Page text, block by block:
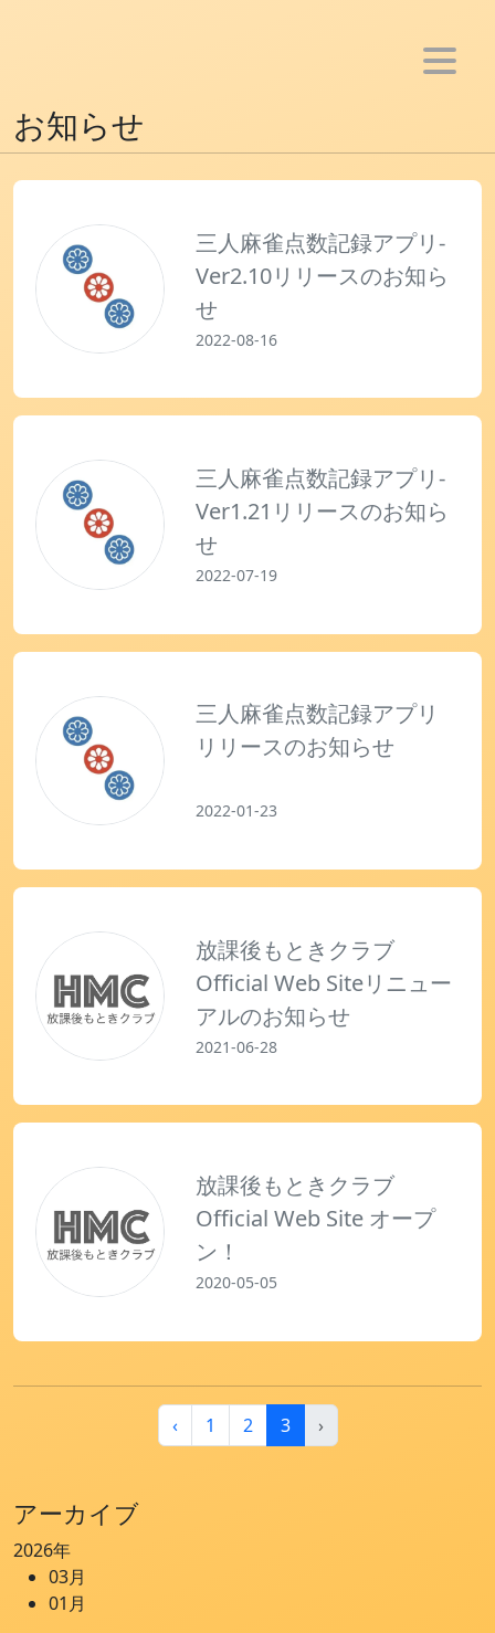
お知らせ
活動
- アプリ制作
- Youtube活動
- ブログ活動
- 音楽活動
お問い合わせ
お知らせ
三人麻雀点数記録アプリ-
Ver2.10リリースのお知ら
せ
2022-08-16
三人麻雀点数記録アプリ-
Ver1.21リリースのお知ら
せ
2022-07-19
三人麻雀点数記録アプリ
リリースのお知らせ
2022-01-23
放課後もときクラブ
Official Web Siteリニュー
アルのお知らせ
2021-06-28
放課後もときクラブ
Official Web Site オープ
ン！
2020-05-05
‹ 1 2 3 ›
アーカイブ
2026年
03月
01月